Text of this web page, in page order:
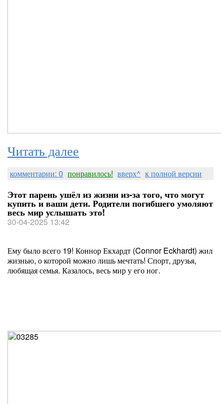
Читать далее
комментарии: 0 понравилось! вверх^ к полной версии
Этот парень ушёл из жизни из-за того, что могут
купить и ваши дети. Родители погибшего умоляют
весь мир услышать это!
30-04-2025 13:42
Ему было всего 19! Коннор Екхардт (Connor Eckhardt) жил
жизнью, о которой можно лишь мечтать! Спорт, друзья,
любящая семья. Казалось, весь мир у его ног.